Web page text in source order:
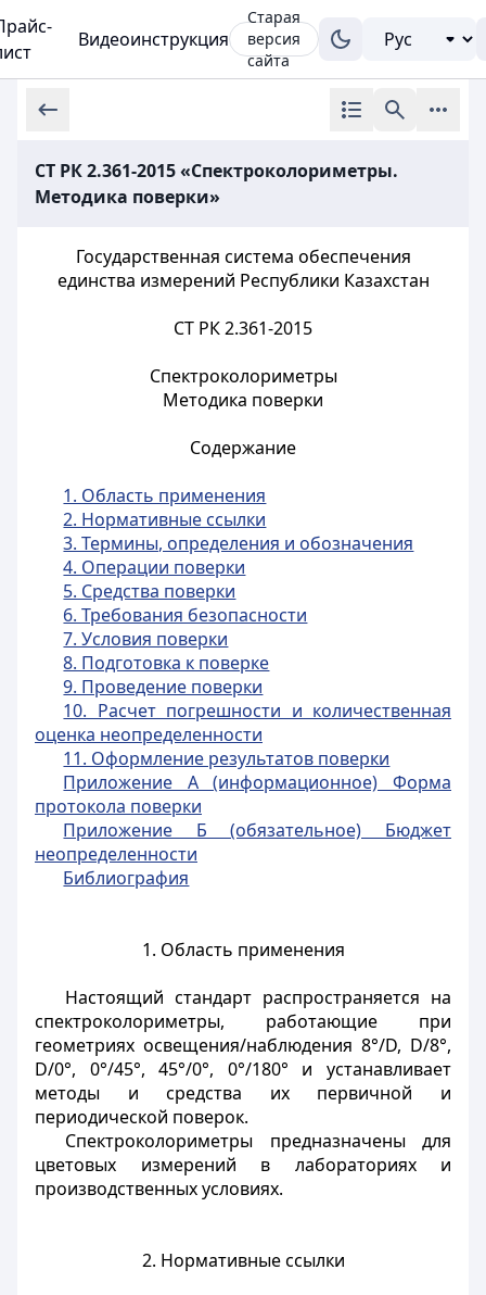
Видеоинструкция
Старая
версия
сайта
СТ РК 2.361-2015 «Спектроколориметры.
Методика поверки»
Государственная система обеспечения
единства измерений Республики Казахстан
СТ РК 2.361-2015
Спектроколориметры
Методика поверки
Содержание
1. Область применения
2. Нормативные ссылки
3. Термины, определения и обозначения
4. Операции поверки
5. Средства поверки
6. Требования безопасности
7. Условия поверки
8. Подготовка к поверке
9. Проведение поверки
10. Расчет погрешности и количественная
оценка неопределенности
11. Оформление результатов поверки
Приложение А (информационное) Форма
протокола поверки
Приложение Б (обязательное) Бюджет
неопределенности
Библиография
1. Область применения
Настоящий стандарт распространяется на
спектроколориметры, работающие при
геометриях освещения/наблюдения 8°/D, D/8°,
D/0°, 0°/45°, 45°/0°, 0°/180° и устанавливает
методы и средства их первичной и
периодической поверок.
Спектроколориметры предназначены для
цветовых измерений в лабораториях и
производственных условиях.
2. Нормативные ссылки